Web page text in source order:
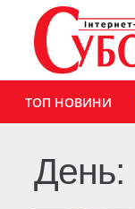
ТОП НОВИНИ
День: